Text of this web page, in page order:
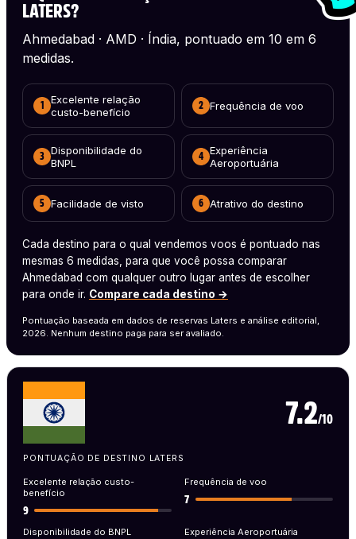
LATERS?
Ahmedabad · AMD · Índia, pontuado em 10 em 6
medidas.
1
Excelente relação
custo-benefício
2 Frequência de voo
3
Disponibilidade do
BNPL
4
Experiência
Aeroportuária
5 Facilidade de visto 6 Atrativo do destino
Cada destino para o qual vendemos voos é pontuado nas
mesmas 6 medidas, para que você possa comparar
Ahmedabad com qualquer outro lugar antes de escolher
para onde ir. Compare cada destino →
Pontuação baseada em dados de reservas Laters e análise editorial,
2026. Nenhum destino paga para ser avaliado.
7.2/10
PONTUAÇÃO DE DESTINO LATERS
Excelente relação custo-
benefício
9
Frequência de voo
7
Disponibilidade do BNPL Experiência Aeroportuária